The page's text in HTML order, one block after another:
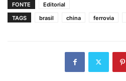
FONTE
Editorial
TAGS
brasil china ferrovia